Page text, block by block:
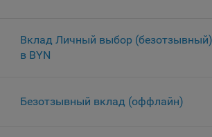
Вклад Личный выбор (безотзывный)
в BYN
Безотзывный вклад (оффлайн)